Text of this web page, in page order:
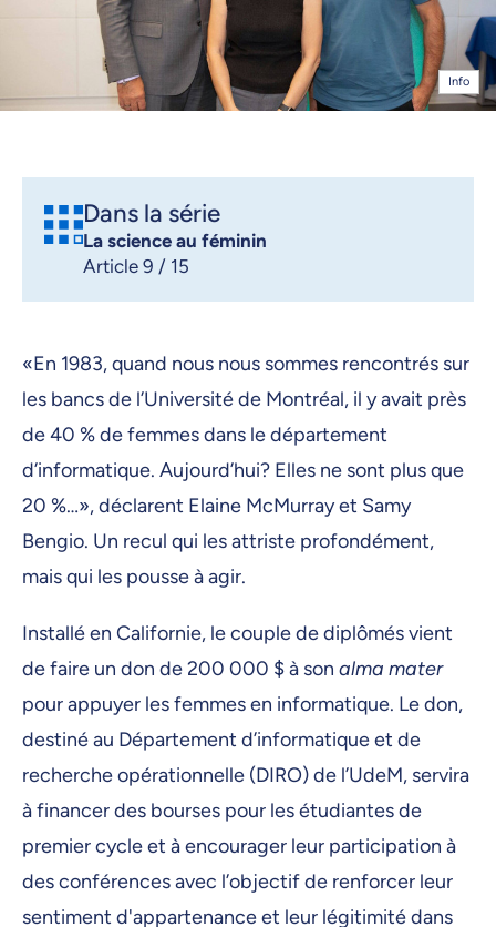
Info
Dans la série
La science au féminin
Article 9 / 15
«En 1983, quand nous nous sommes rencontrés sur
les bancs de l’Université de Montréal, il y avait près
de 40 % de femmes dans le département
d’informatique. Aujourd’hui? Elles ne sont plus que
20 %…», déclarent Elaine McMurray et Samy
Bengio. Un recul qui les attriste profondément,
mais qui les pousse à agir.
Installé en Californie, le couple de diplômés vient
de faire un don de 200 000 $ à son alma mater
pour appuyer les femmes en informatique. Le don,
destiné au Département d’informatique et de
recherche opérationnelle (DIRO) de l’UdeM, servira
à financer des bourses pour les étudiantes de
premier cycle et à encourager leur participation à
des conférences avec l’objectif de renforcer leur
sentiment d'appartenance et leur légitimité dans